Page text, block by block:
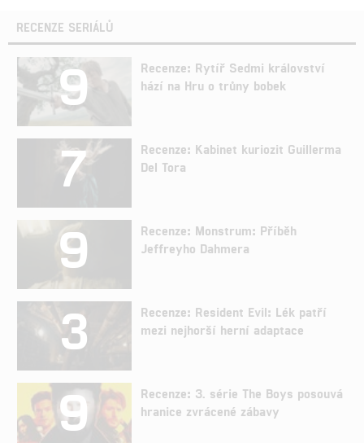
RECENZE SERIÁLŮ
9
Recenze: Rytíř Sedmi království
hází na Hru o trůny bobek
7
Recenze: Kabinet kuriozit Guillerma
Del Tora
9
Recenze: Monstrum: Příběh
Jeffreyho Dahmera
3
Recenze: Resident Evil: Lék patří
mezi nejhorší herní adaptace
9
Recenze: 3. série The Boys posouvá
hranice zvrácené zábavy